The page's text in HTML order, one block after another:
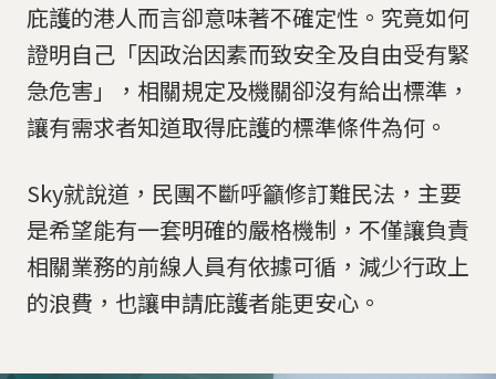
庇護的港人而言卻意味著不確定性。究竟如何
證明自己「因政治因素而致安全及自由受有緊
急危害」，相關規定及機關卻沒有給出標準，
讓有需求者知道取得庇護的標準條件為何。
Sky就說道，民團不斷呼籲修訂難民法，主要
是希望能有一套明確的嚴格機制，不僅讓負責
相關業務的前線人員有依據可循，減少行政上
的浪費，也讓申請庇護者能更安心。